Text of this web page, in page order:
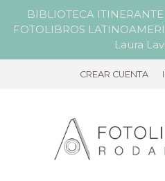
BIBLIOTECA
FOTOLIBROS
Laura
CREAR CUENTA